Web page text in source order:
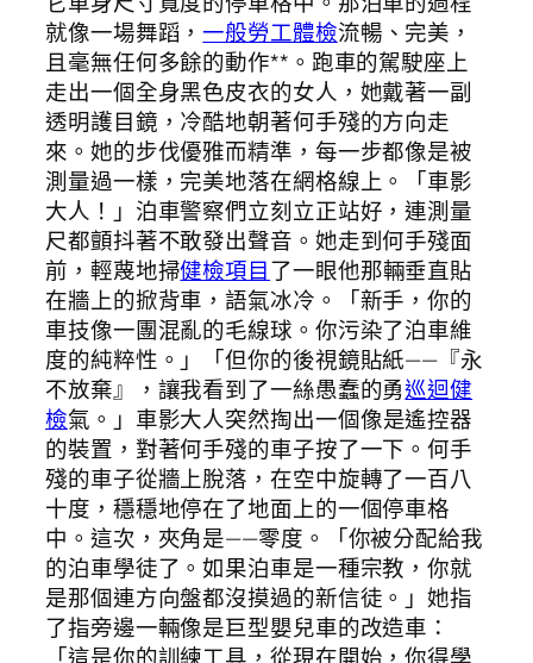
就像一場舞蹈，一般勞工體檢流暢、完美，
且毫無任何多餘的動作**。跑車的駕駛座上
走出一個全身黑色皮衣的女人，她戴著一副
透明護目鏡，冷酷地朝著何手殘的方向走
來。她的步伐優雅而精準，每一步都像是被
測量過一樣，完美地落在網格線上。「車影
大人！」泊車警察們立刻立正站好，連測量
尺都顫抖著不敢發出聲音。她走到何手殘面
前，輕蔑地掃健檢項目了一眼他那輛垂直貼
在牆上的掀背車，語氣冰冷。「新手，你的
車技像一團混亂的毛線球。你污染了泊車維
度的純粹性。」「但你的後視鏡貼紙——『永
不放棄』，讓我看到了一絲愚蠢的勇巡迴健
檢氣。」車影大人突然掏出一個像是遙控器
的裝置，對著何手殘的車子按了一下。何手
殘的車子從牆上脫落，在空中旋轉了一百八
十度，穩穩地停在了地面上的一個停車格
中。這次，夾角是——零度。「你被分配給我
的泊車學徒了。如果泊車是一種宗教，你就
是那個連方向盤都沒摸過的新信徒。」她指
了指旁邊一輛像是巨型嬰兒車的改造車：